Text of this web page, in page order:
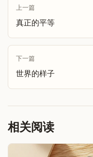
上一篇
真正的平等
下一篇
世界的样子
相关阅读